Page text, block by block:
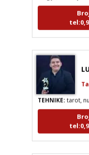
TEHNIKE:tarot,